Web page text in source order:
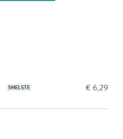
SNELSTE € 6,29